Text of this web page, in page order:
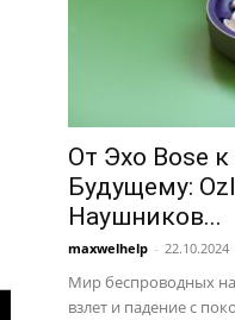
От Эхо Bose
Будущему:
Наушников...
maxwelhelp - 22.10.2024
Мир беспроводных
взлет и падение с